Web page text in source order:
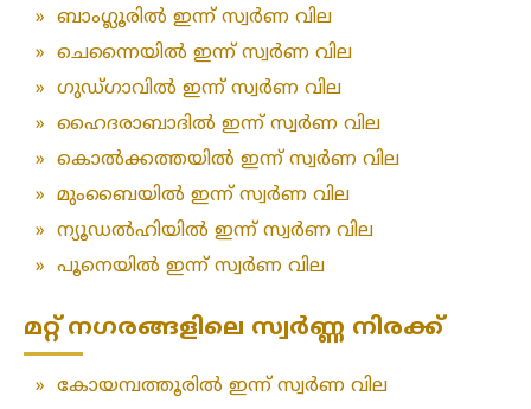
» ബാംഗ്ലൂരിൽ ഇന്ന് സ്വർണ വില
» ചെന്നൈയിൽ ഇന്ന് സ്വർണ വില
» ഗുഡ്ഗാവിൽ ഇന്ന് സ്വർണ വില
» ഹൈദരാബാദിൽ ഇന്ന് സ്വർണ വില
» കൊൽക്കത്തയിൽ ഇന്ന് സ്വർണ വില
» മുംബൈയിൽ ഇന്ന് സ്വർണ വില
» ന്യൂഡൽഹിയിൽ ഇന്ന് സ്വർണ വില
» പൂനെയിൽ ഇന്ന് സ്വർണ വില
മറ്റ് നഗരങ്ങളിലെ സ്വർണ്ണ നിരക്ക്
» കോയമ്പത്തൂരിൽ ഇന്ന് സ്വർണ വില